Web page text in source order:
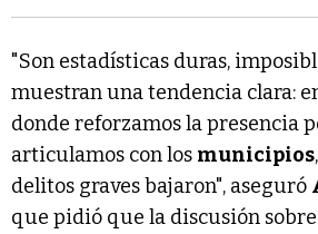
"Son estadísticas duras,
muestran una tendencia clara:
donde reforzamos la presencia
articulamos con los municipios
delitos graves bajaron", aseguró
que pidió que la discusión sobre